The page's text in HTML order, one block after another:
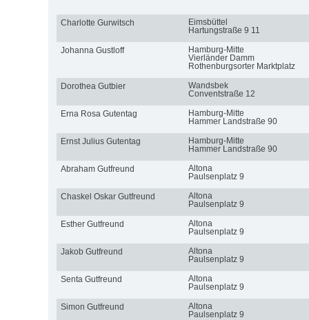
Charlotte Gurwitsch
Eimsbüttel
Hartungstraße 9 11
Johanna Gustloff
Hamburg-Mitte
Vierländer Damm
Rothenburgsorter Marktplatz
Dorothea Gutbier
Wandsbek
Conventstraße 12
Erna Rosa Gutentag
Hamburg-Mitte
Hammer Landstraße 90
Ernst Julius Gutentag
Hamburg-Mitte
Hammer Landstraße 90
Abraham Gutfreund
Altona
Paulsenplatz 9
Chaskel Oskar Gutfreund
Altona
Paulsenplatz 9
Esther Gutfreund
Altona
Paulsenplatz 9
Jakob Gutfreund
Altona
Paulsenplatz 9
Senta Gutfreund
Altona
Paulsenplatz 9
Simon Gutfreund
Altona
Paulsenplatz 9